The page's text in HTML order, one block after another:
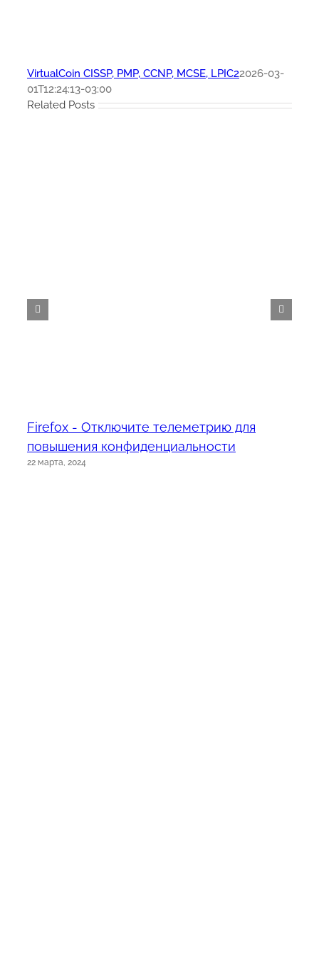
VirtualCoin CISSP, PMP, CCNP, MCSE, LPIC22026-03-
01T12:24:13-03:00
Related Posts
Firefox - Отключите телеметрию для
повышения конфиденциальности
22 марта, 2024